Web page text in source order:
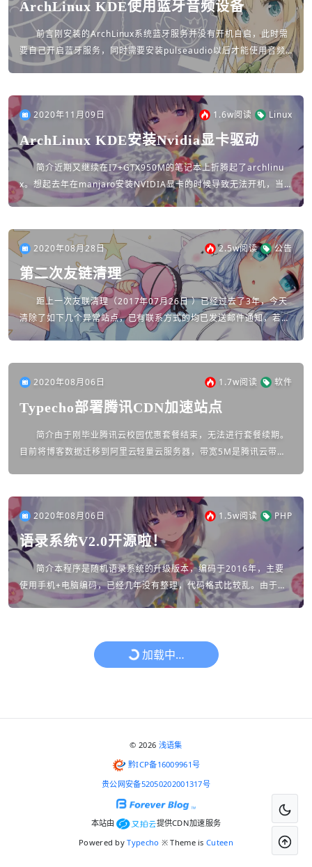
ArchLinux KDE使用蓝牙音频设备
前言刚安装的ArchLinux系统蓝牙服务并没有开机自启，此时需
要自己开启蓝牙服务，同时需要安装pulseaudio以后才能使用音频
设备，若遇到其他问题请点击文章底部arch-wiki超链接查阅...
2020年11月09日 1.6w阅读 Linux
ArchLinux KDE安装Nvidia显卡驱动
简介近期又继续在I7+GTX950M的笔记本上折腾起了archlinu
x。想起去年在manjaro安装NVIDIA显卡的时候导致无法开机，当
时驱动是在NVIDIA官网下载的，可能方法不对。近期又...
2020年08月28日 2.5w阅读 公告
第二次友链清理
距上一次友联清理（2017年07月26日 ）已经过去了3年，今天
清除了如下几个异常站点，已有联系方式的均已发送邮件通知，若你
的站点已改变域名，请及时与本站联系。站名域名原因备注小鱼CCw
2020年08月06日 1.7w阅读 软件
Typecho部署腾讯CDN加速站点
简介由于刚毕业腾讯云校园优惠套餐结束，无法进行套餐续期。
目前将博客数据迁移到阿里云轻量云服务器，带宽5M是腾讯云带宽
2020年08月06日 1.5w阅读 PHP
语录系统V2.0开源啦！
简介本程序是随机语录系统的升级版本，编码于2016年，主要
使用手机+电脑编码，已经几年没有整理，代码格式比较乱。由于对
功能的扩展与维护不便，暂时放弃该版本的升级与维护，后续可能使
加载中…
© 2026 浅语集
黔ICP备16009961号
贵公网安备52050202001317号
本站由
提供CDN加速服务
Powered byTypecho ※ Theme isCuteen